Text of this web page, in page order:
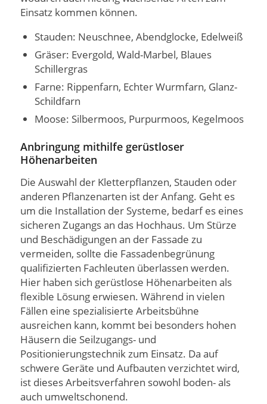
Einsatz kommen können.
Stauden: Neuschnee, Abendglocke, Edelweiß
Gräser: Evergold, Wald-Marbel, Blaues
Schillergras
Farne: Rippenfarn, Echter Wurmfarn, Glanz-
Schildfarn
Moose: Silbermoos, Purpurmoos, Kegelmoos
Anbringung mithilfe gerüstloser
Höhenarbeiten
Die Auswahl der Kletterpflanzen, Stauden oder
anderen Pflanzenarten ist der Anfang. Geht es
um die Installation der Systeme, bedarf es eines
sicheren Zugangs an das Hochhaus. Um Stürze
und Beschädigungen an der Fassade zu
vermeiden, sollte die Fassadenbegrünung
qualifizierten Fachleuten überlassen werden.
Hier haben sich gerüstlose Höhenarbeiten als
flexible Lösung erwiesen. Während in vielen
Fällen eine spezialisierte Arbeitsbühne
ausreichen kann, kommt bei besonders hohen
Häusern die Seilzugangs- und
Positionierungstechnik zum Einsatz. Da auf
schwere Geräte und Aufbauten verzichtet wird,
ist dieses Arbeitsverfahren sowohl boden- als
auch umweltschonend.